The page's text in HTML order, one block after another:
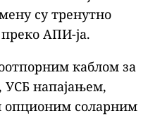
су тренутно
АПИ-ја.
каблом за
УСБ напајањем,
опционим соларним